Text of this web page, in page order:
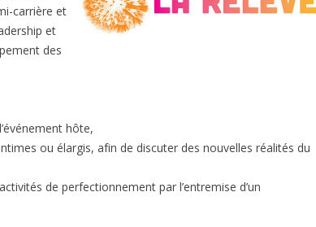
carrière et
et
des
hôte,
ou élargis, afin de discuter des nouvelles réalités du
de perfectionnement par l’entremise d’un